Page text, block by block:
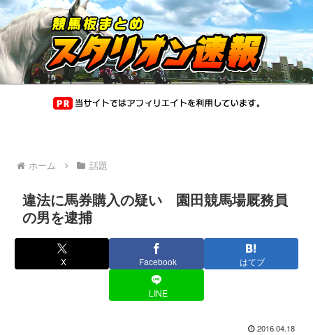
ホーム 話題
違法に馬券購入の疑い 園田競馬場厩務員
の男を逮捕
X Facebook はてブ
LINE
2016.04.18